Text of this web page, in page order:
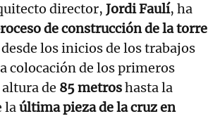
director, Jordi Faulí, ha
de construcción de la torre
desde los inicios de los trabajos
colocación de los primeros
de 85 metroshasta la
laúltima pieza de la cruz en